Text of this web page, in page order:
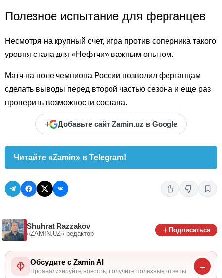
Полезное испытание для ферганцев
Несмотря на крупный счет, игра против соперника такого
уровня стала для «Нефтчи» важным опытом.
Матч на поле чемпиона России позволил ферганцам
сделать выводы перед второй частью сезона и еще раз
проверить возможности состава.
+ Добавьте сайт Zamin.uz в Google
Читайте «Zamin» в Telegram!
Shuhrat Razzakov
«ZAMIN.UZ» редактор
Подписаться
Обсудите с Zamin AI
Проанализируйте новость, получите полезные ответы
→